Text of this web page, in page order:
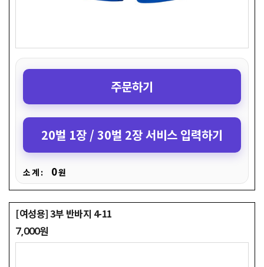
주문하기
20벌 1장 / 30벌 2장 서비스 입력하기
소 계 : 0원
[여성용] 3부 반바지 4-11
7,000원